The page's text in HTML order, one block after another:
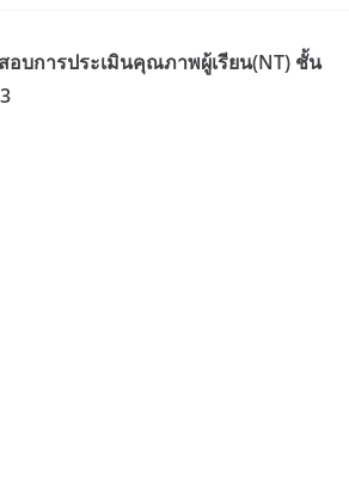
อบการประเมินคุณภาพผู้เรียน(NT) ชั้น